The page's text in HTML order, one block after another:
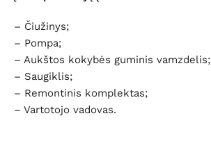
– Čiužinys;
– Pompa;
– Aukštos kokybės guminis vamzdelis;
– Saugiklis;
– Remontinis komplektas;
– Vartotojo vadovas.